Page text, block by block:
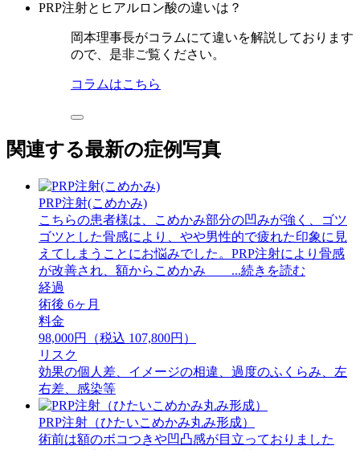
PRP注射とヒアルロン酸の違いは？
岡本理事長がコラムにて違いを解説しております
ので、是非ご覧ください。
コラムはこちら
関連する最新の症例写真
PRP注射(こめかみ)
こちらの患者様は、こめかみ部分の凹みが強く、ゴツ
ゴツとした骨感により、やや男性的で疲れた印象に見
えてしまうことにお悩みでした。PRP注射により骨感
が改善され、額からこめかみ ...続きを読む
経過
術後 6ヶ月
料金
98,000円（税込 107,800円）
リスク
効果の個人差、イメージの相違、過度のふくらみ、左
右差、感染等
PRP注射（ひたいこめかみ丸み形成）
術前は額のボコつきや凹凸感が目立っておりました